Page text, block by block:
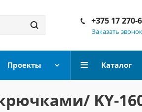
+375 17 270-
Заказать звонок
Проекты Каталог
KY-